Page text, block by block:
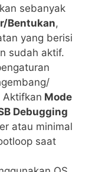
sebanyak
Bentukan,
yang berisi
sudah aktif.
Aktifkan Mode
Debugging
atau minimal
saat